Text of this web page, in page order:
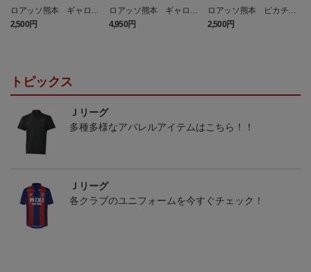
ロアッソ熊本 ギャロッ
プ タオルマフラー
2,500円
ロアッソ熊本 ギャロッ
プ Tシャツ BLACK
4,950円
ロアッソ熊本 ピカチュ
ウ タオルマフラー
2,500円
トピックス
Ｊリーグ
多種多様なアパレルアイテムはこちら！！
Ｊリーグ
各クラブのユニフォームを今すぐチェック！